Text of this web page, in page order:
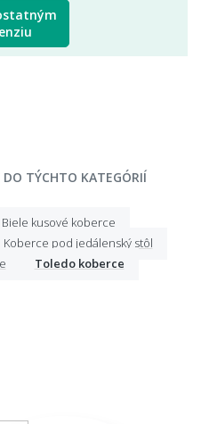
DO TÝCHTO KATEGÓRIÍ
Biele kusové koberce
Koberce pod jedálenský stôl
Toledo koberce